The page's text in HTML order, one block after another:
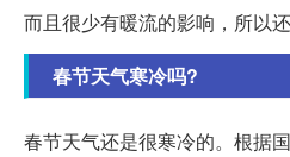
而且很少有暖流的影响，所以
春节天气寒冷吗?
春节天气还是很寒冷的。根据